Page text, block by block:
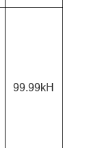
99.99kH